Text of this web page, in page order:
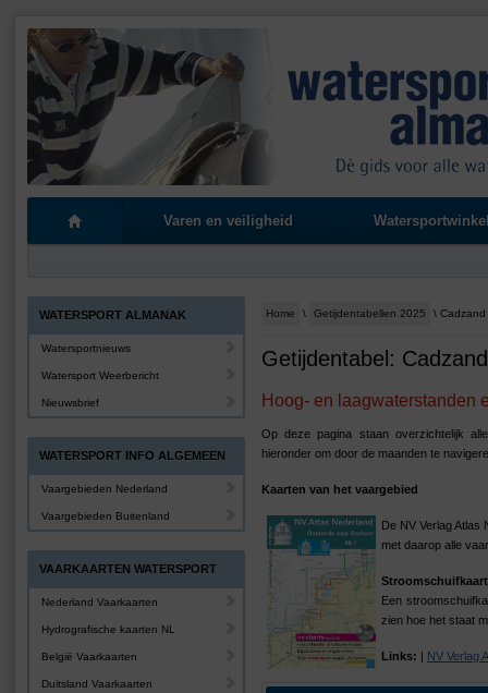
Varen en veiligheid
Home \ Getijdentabellen 2025 \ Cadzand
Getijdentabel:
Hoog- en laagwaterstanden
Op deze pagina staan overzichtelijk
hieronder om door de maanden te
Kaarten van het vaargebied
De NV Verlag
met daarop alle
Stroomschuifkaart
Een
zien hoe het staat
Links: | NV Verlag
WATERSPORT ALMANAK
Watersportnieuws
Watersport Weerbericht
Nieuwsbrief
WATERSPORT INFO ALGEMEEN
Vaargebieden Nederland
Vaargebieden Buitenland
VAARKAARTEN WATERSPORT
Nederland Vaarkaarten
Hydrografische kaarten NL
België Vaarkaarten
Duitsland Vaarkaarten